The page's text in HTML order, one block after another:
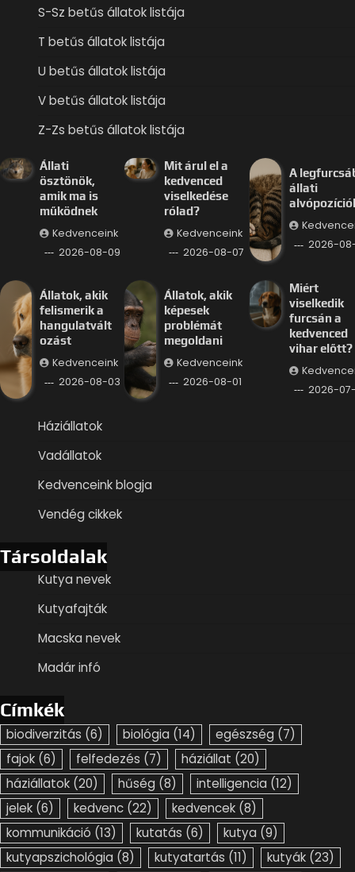
S-Sz betűs állatok listája
T betűs állatok listája
U betűs állatok listája
V betűs állatok listája
Z-Zs betűs állatok listája
Állati
ösztönök,
amik ma is
működnek
Kedvenceink
2026-08-09
Mit árul el a
kedvenced
viselkedése
rólad?
Kedvenceink
2026-08-07
A
állati
2026-
Állatok, akik
felismerik a
hangulatvált
ozást
Kedvenceink
2026-08-03
Állatok, akik
képesek
problémát
megoldani
Kedvenceink
2026-08-01
Miért
viselkedik
furcsán a
kedvenced
vihar előtt?
2026-
Háziállatok
Vadállatok
Kedvenceink blogja
Vendég cikkek
Társoldalak
Kutya nevek
Kutyafajták
Macska nevek
Madár infó
Címkék
biodiverzitás (6) biológia (14) egészség (7)
fajok (6) felfedezés (7) háziállat (20)
háziállatok (20) hűség (8) intelligencia (12)
jelek (6) kedvenc (22) kedvencek (8)
kommunikáció (13) kutatás (6) kutya (9)
kutyapszichológia (8) kutyatartás (11) kutyák (23)